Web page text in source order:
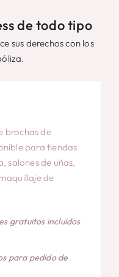
de todo tipo
sus derechos con los
brochas de
para tiendas
salones de uñas,
de
gratuitos incluidos
para pedido de